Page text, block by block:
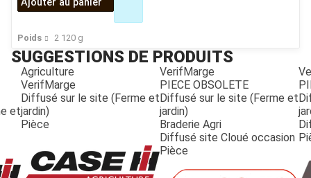
Poids 2 120 g
SUGGESTIONS DE PRODUITS
et
Agriculture
VerifMarge
Diffusé sur le site (Ferme et
jardin)
Pièce
VerifMarge
PIECE OBSOLETE
Diffusé sur le site (Ferme et
jardin)
Braderie Agri
Diffusé site Cloué occasion
Pièce